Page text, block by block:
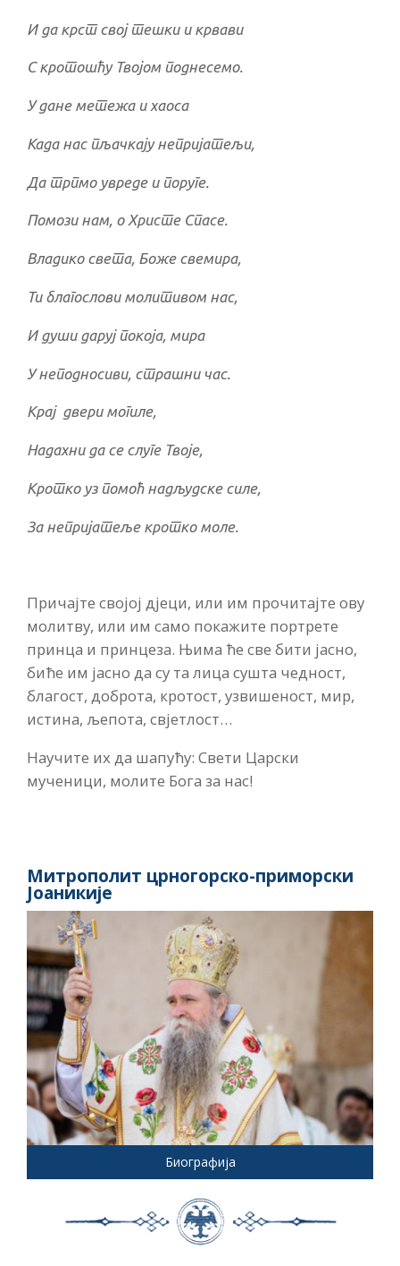
И да крст свој тешки и крвави
С кротошћу Твојом поднесемо.
У дане метежа и хаоса
Када нас пљачкају непријатељи,
Да трпмо увреде и поруге.
Помози нам, о Христе Спасе.
Владико света, Боже свемира,
Ти благослови молитивом нас,
И души даруј покоја, мира
У неподносиви, страшни час.
Крај двери могиле,
Надахни да се слуге Твоје,
Кротко уз помоћ надљудске силе,
За непријатеље кротко моле.
Причајте својој дјеци, или им прочитајте ову
молитву, или им само покажите портрете
принца и принцеза. Њима ће све бити јасно,
биће им јасно да су та лица сушта чедност,
благост, доброта, кротост, узвишеност, мир,
истина, љепота, свјетлост…
Научите их да шапућу: Свети Царски
мученици, молите Бога за нас!
Митрополит црногорско-приморски
Јоаникије
Биографија